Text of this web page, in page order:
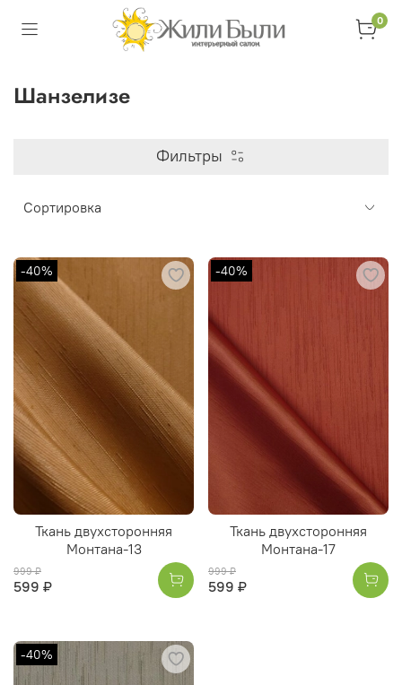
0
Шанзелизе
Фильтры
-40%
Ткань двухсторонняя
Монтана-13
999 ₽
599 ₽
-40%
Ткань двухсторонняя
Монтана-17
999 ₽
599 ₽
-40%